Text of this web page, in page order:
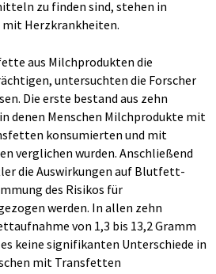
zu finden sind, stehen in
Herzkrankheiten.
aus Milchprodukten die
untersuchten die Forscher
Die erste bestand aus zehn
denen Menschen Milchprodukte mit
konsumierten und mit
verglichen wurden. Anschließend
die Auswirkungen auf Blutfett-
des Risikos für
werden. In allen zehn
von 1,3 bis 13,2 Gramm
keine signifikanten Unterschiede in
mit Transfetten